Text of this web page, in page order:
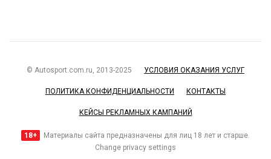
© Autosport.com.ru, 2013-2025 УСЛОВИЯ ОКАЗАНИЯ УСЛУГ
ПОЛИТИКА КОНФИДЕНЦИАЛЬНОСТИ КОНТАКТЫ
КЕЙСЫ РЕКЛАМНЫХ КАМПАНИЙ
18+
Материалы сайта предназначены для лиц 18 лет и старше.
Change privacy settings